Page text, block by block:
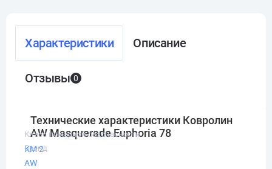
Характеристики Описание
Отзывы 0
Технические характеристики Ковролин
AW Masquerade Euphoria 78
Класс пожарной безопасности
КМ 2
Бренд
AW